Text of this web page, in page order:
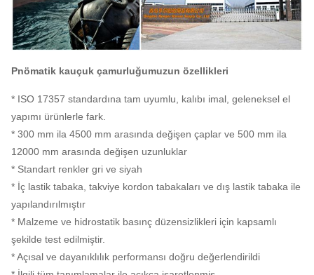
Pnömatik kauçuk çamurluğumuzun özellikleri
* ISO 17357 standardına tam uyumlu, kalıbı imal, geleneksel el
yapımı ürünlerle fark.
* 300 mm ila 4500 mm arasında değişen çaplar ve 500 mm ila
12000 mm arasında değişen uzunluklar
* Standart renkler gri ve siyah
* İç lastik tabaka, takviye kordon tabakaları ve dış lastik tabaka ile
yapılandırılmıştır
* Malzeme ve hidrostatik basınç düzensizlikleri için kapsamlı
şekilde test edilmiştir.
* Açısal ve dayanıklılık performansı doğru değerlendirildi